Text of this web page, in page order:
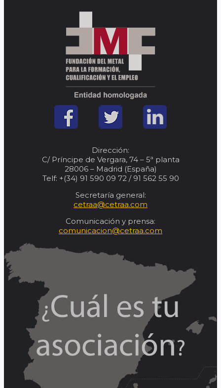
Dirección:
C/ Príncipe de Vergara, 74 – 5ª planta
28006 – Madrid (España)
Telf: +(34) 91 590 09 72 / 91 562 55 90
Secretaría general:
cetraa@cetraa.com
Comunicación y prensa:
comunicacion@cetraa.com